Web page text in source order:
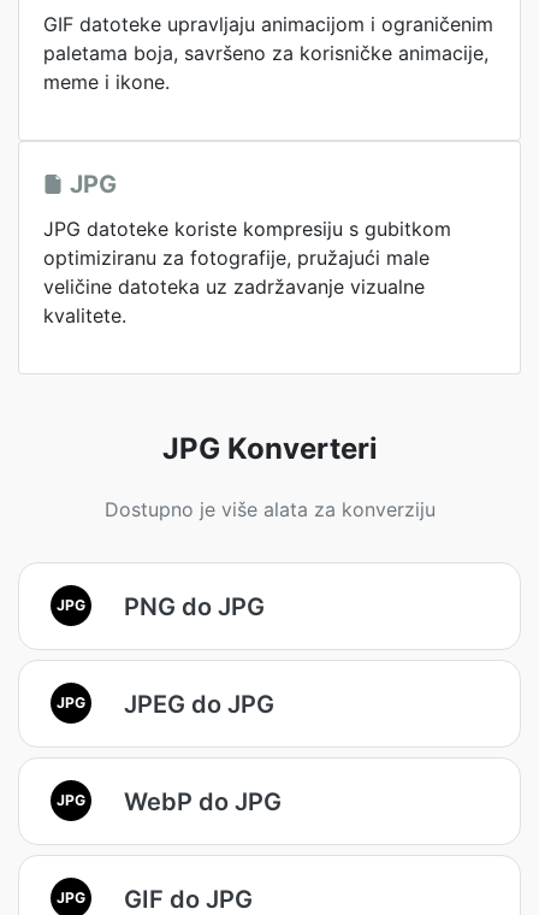
GIF datoteke upravljaju animacijom i ograničenim
paletama boja, savršeno za korisničke animacije,
meme i ikone.
JPG
JPG datoteke koriste kompresiju s gubitkom
optimiziranu za fotografije, pružajući male
veličine datoteka uz zadržavanje vizualne
kvalitete.
JPG Konverteri
Dostupno je više alata za konverziju
JPG PNG do JPG
JPG JPEG do JPG
JPG WebP do JPG
JPG GIF do JPG